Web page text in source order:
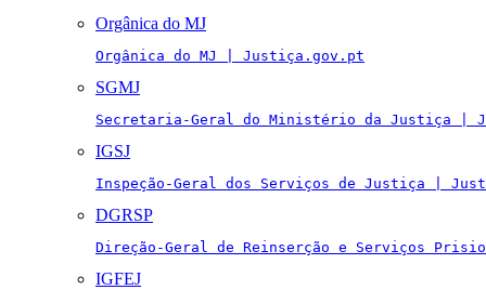
Orgânica do MJ
Orgânica do MJ | Justiça.gov.pt
SGMJ
Secretaria-Geral do Ministério da Justiça |
IGSJ
Inspeção-Geral dos Serviços de Justiça |
DGRSP
Direção-Geral de Reinserção e Serviços
IGFEJ